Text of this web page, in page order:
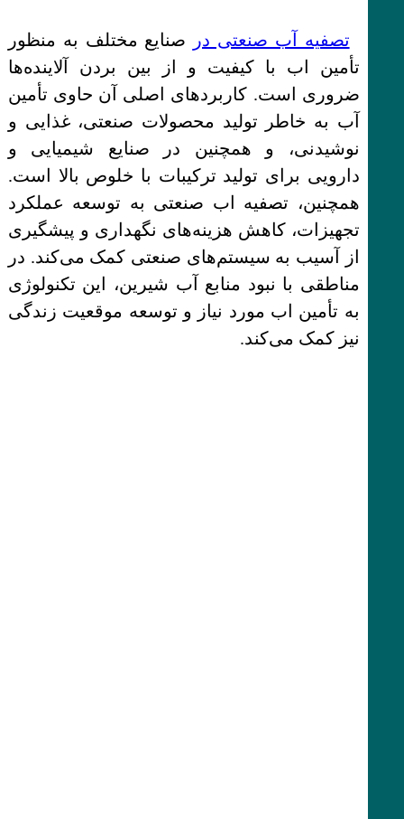
تصفیه آب صنعتی در
صنایع مختلف به منظور
تأمین اب با کیفیت و از بین بردن آلاینده‌ها
ضروری است. کاربردهای اصلی آن حاوی تأمین
آب به خاطر تولید محصولات صنعتی، غذایی و
نوشیدنی، و همچنین در صنایع شیمیایی و
دارویی برای تولید ترکیبات با خلوص بالا است.
همچنین، تصفیه اب صنعتی به توسعه عملکرد
تجهیزات، کاهش هزینه‌های نگهداری و پیشگیری
از آسیب به سیستم‌های صنعتی کمک می‌کند. در
مناطقی با نبود منابع آب شیرین، این تکنولوژی
به تأمین اب مورد نیاز و توسعه موقعیت زندگی
نیز کمک می‌کند.